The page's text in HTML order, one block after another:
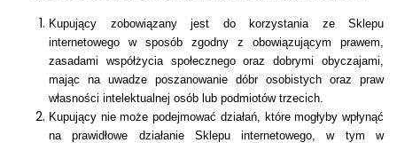
Kupujący zobowiązany jest do korzystania ze Sklepu
internetowego w sposób zgodny z obowiązującym prawem,
zasadami współżycia społecznego oraz dobrymi obyczajami,
mając na uwadze poszanowanie dóbr osobistych oraz praw
własności intelektualnej osób lub podmiotów trzecich.
Kupujący nie może podejmować działań, które mogłyby wpłynąć
na prawidłowe działanie Sklepu internetowego, w tym w